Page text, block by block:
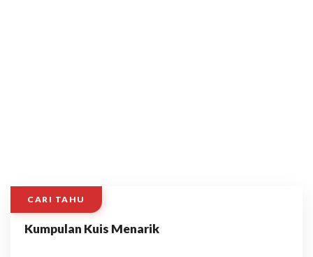
CARI TAHU
Kumpulan Kuis Menarik